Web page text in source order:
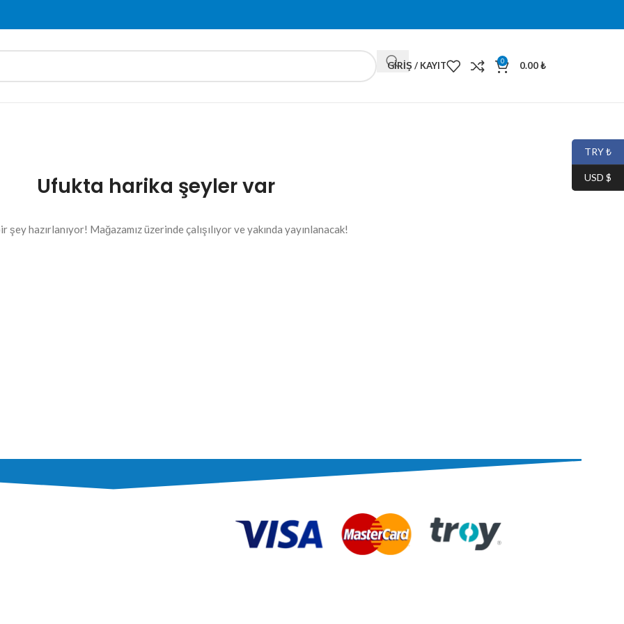
GIRIŞ / KAYIT 0 0.00₺
Ufukta harika şeyler var
şey hazırlanıyor! Mağazamız üzerinde çalışılıyor ve yakında yayınlanacak!
TRY ₺
USD $